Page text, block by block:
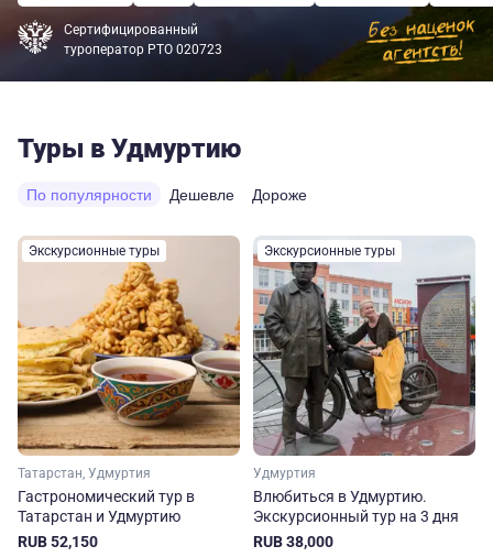
Сертифицированный
туроператор РТО 020723
Туры в Удмуртию
По популярности Дешевле Дороже
Экскурсионные туры
Татарстан, Удмуртия
Гастрономический тур в
Татарстан и Удмуртию
RUB 52,150
Экскурсионные туры
Удмуртия
Влюбиться в Удмуртию.
Экскурсионный тур на 3 дня
RUB 38,000